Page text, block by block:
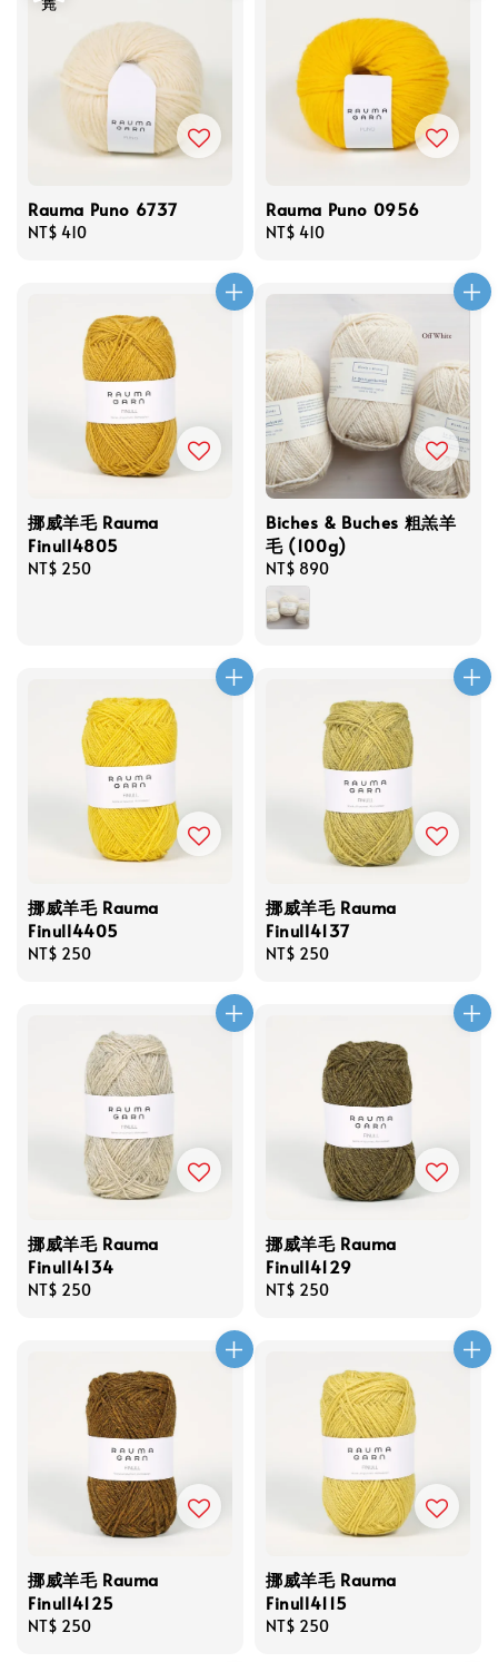
Rauma Puno 6737
Regular
NT$ 410
Rauma Puno 0956
Regular
NT$ 410
挪威羊毛 Rauma
Finull4805
Regular
NT$ 250
Biches & Buches 粗羔羊
毛 (100g)
Regular
price
NT$ 890
挪威羊毛 Rauma
Finull4405
Regular
NT$ 250
挪威羊毛 Rauma
Finull4137
Regular
NT$ 250
挪威羊毛 Rauma
Finull4134
Regular
NT$ 250
挪威羊毛 Rauma
Finull4129
Regular
NT$ 250
挪威羊毛 Rauma
Finull4125
Regular
NT$ 250
挪威羊毛 Rauma
Finull4115
Regular
NT$ 250